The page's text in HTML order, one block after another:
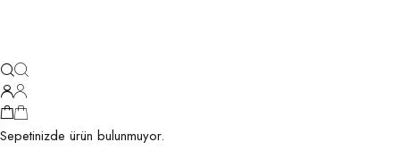
Sepetinizde ürün bulunmuyor.